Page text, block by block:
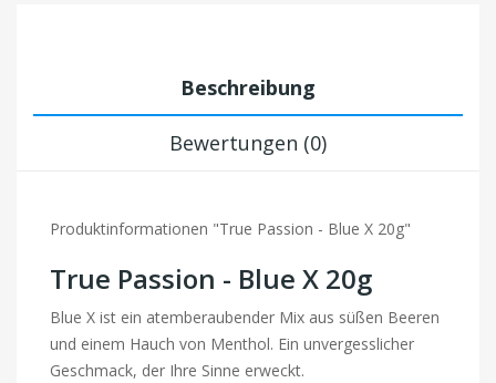
Beschreibung
Bewertungen (0)
Produktinformationen "True Passion - Blue X 20g"
True Passion - Blue X 20g
Blue X ist ein atemberaubender Mix aus süßen Beeren
und einem Hauch von Menthol. Ein unvergesslicher
Geschmack, der Ihre Sinne erweckt.